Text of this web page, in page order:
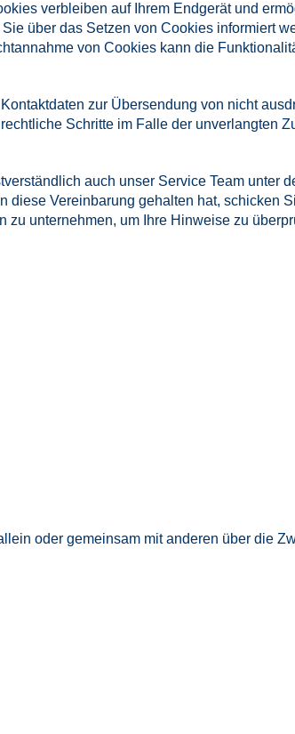
verbleiben auf Ihrem Endgerät und
über das Setzen von Cookies informiert
von Cookies kann die
zur Übersendung von nicht
Schritte im Falle der unverlangten
auch unser Service Team unter
Vereinbarung gehalten hat, schicken
unternehmen, um Ihre Hinweise zu
oder gemeinsam mit anderen über die